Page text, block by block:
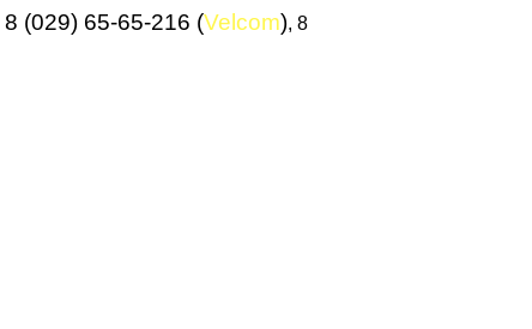
8 (029) 65-65-216 (Velcom), 8